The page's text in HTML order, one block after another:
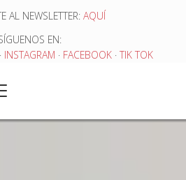
AL NEWSLETTER: AQUÍ
EN:
· INSTAGRAM · FACEBOOK · TIK TOK